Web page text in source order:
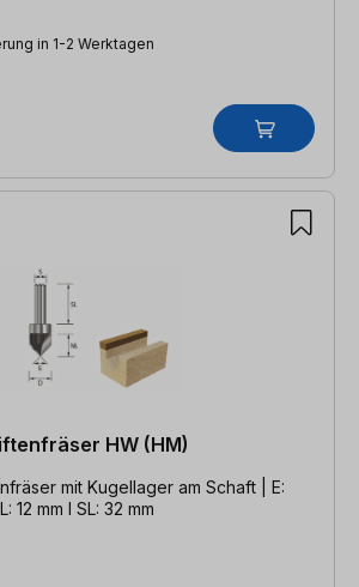
in 1-2 Werktagen
HW (HM)
mit Kugellager am Schaft | E:
12 mm l SL: 32 mm